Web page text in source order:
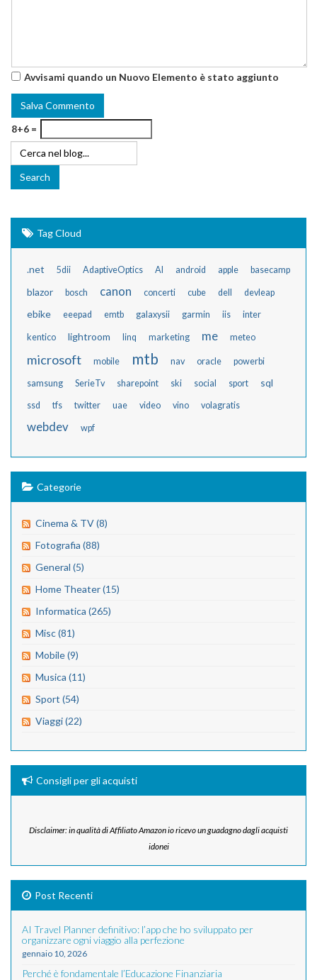
Avvisami quando un Nuovo Elemento è stato aggiunto
8+6 =
Tag Cloud
.net 5dii AdaptiveOptics AI android apple basecamp
blazor bosch canon concerti cube dell devleap
ebike eeepad emtb galaxysii garmin iis inter
kentico lightroom linq marketing me meteo
microsoft mobile mtb nav oracle powerbi
samsung SerieTv sharepoint ski social sport sql
ssd tfs twitter uae video vino volagratis
webdev wpf
Categorie
Cinema & TV (8)
Fotografia (88)
General (5)
Home Theater (15)
Informatica (265)
Misc (81)
Mobile (9)
Musica (11)
Sport (54)
Viaggi (22)
Consigli per gli acquisti
Disclaimer: in qualità di Affiliato Amazon io ricevo un guadagno dagli acquisti
idonei
Post Recenti
AI Travel Planner definitivo: l’app che ho sviluppato per
organizzare ogni viaggio alla perfezione
gennaio 10, 2026
Perché è fondamentale l’Educazione Finanziaria